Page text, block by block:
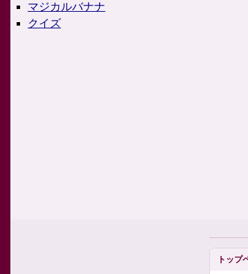
マジカルバナナ
クイズ
トップ